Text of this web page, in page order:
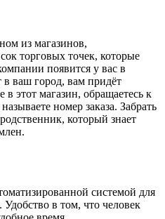
из магазинов,
торговых точек, которые
появится у вас в
в ваш город, вам придёт
этот магазин, обращаетесь к
номер заказа. Забрать
который знает
системой для
Удобство в том, что человек